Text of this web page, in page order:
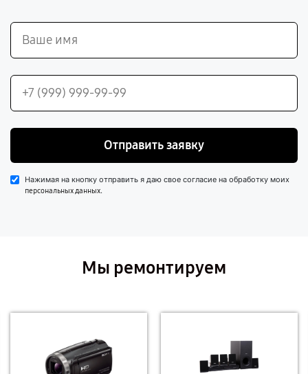
Отправить заявку
Нажимая на кнопку отправить я даю свое согласие на обработку моих
персональных данных.
Мы ремонтируем